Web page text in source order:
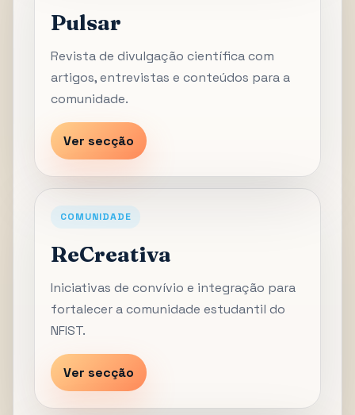
Pulsar
Revista de divulgação científica com
artigos, entrevistas e conteúdos para a
comunidade.
Ver secção
COMUNIDADE
ReCreativa
Iniciativas de convívio e integração para
fortalecer a comunidade estudantil do
NFIST.
Ver secção